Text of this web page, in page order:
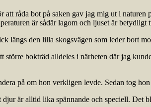
råda bot på saken gav jag mig ut i
är sådär lagom och ljuset är betydligt
längs den lilla skogsvägen som leder bort
större bokträd alldeles i närheten där jag
på om hon verkligen levde. Sedan tog
är alltid lika spännande och speciell. Det